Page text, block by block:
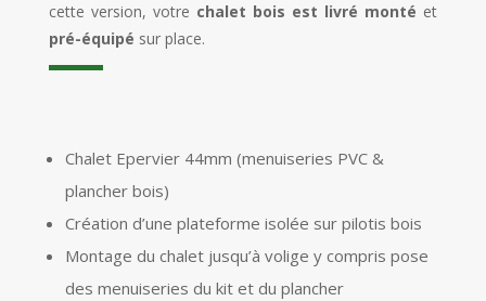
cette version, votre chalet bois est livré monté et
pré-équipé sur place.
Chalet Epervier 44mm (menuiseries PVC &
plancher bois)
Création d’une plateforme isolée sur pilotis bois
Montage du chalet jusqu’à volige y compris pose
des menuiseries du kit et du plancher